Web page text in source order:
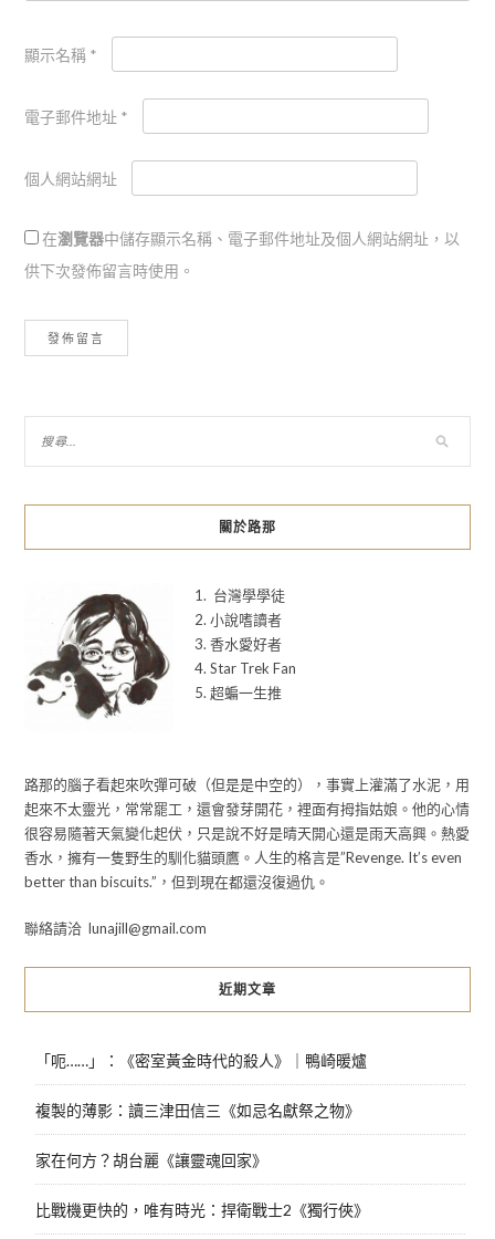
顯示名稱 *
電子郵件地址 *
個人網站網址
在瀏覽器中儲存顯示名稱、電子郵件地址及個人網站網址，以
供下次發佈留言時使用。
關於路那
1. 台灣學學徒
2. 小說嗜讀者
3. 香水愛好者
4. Star Trek Fan
5. 超蝙一生推
路那的腦子看起來吹彈可破（但是是中空的），事實上灌滿了水泥，用
起來不太靈光，常常罷工，還會發芽開花，裡面有拇指姑娘。他的心情
很容易隨著天氣變化起伏，只是說不好是晴天開心還是雨天高興。熱愛
香水，擁有一隻野生的馴化貓頭鷹。人生的格言是”Revenge. It’s even
better than biscuits.”，但到現在都還沒復過仇。
聯絡請洽 lunajill@gmail.com
近期文章
「呃……」：《密室黃金時代的殺人》｜鴨崎暖爐
複製的薄影：讀三津田信三《如忌名獻祭之物》
家在何方？胡台麗《讓靈魂回家》
比戰機更快的，唯有時光：捍衛戰士2《獨行俠》